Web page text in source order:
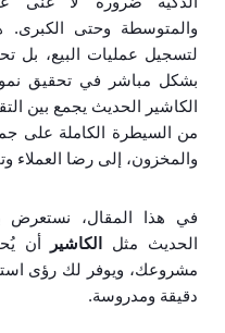
والمتوسطة وحتى الكبرى.
لتسجيل عمليات البيع، بل
بشكل مباشر في تحقيق نمو
الكاشير الحديث يجمع بين
من السيطرة الكاملة على
والمخزون، إلى رضا العملاء
في هذا المقال، نستعرض
الحديث مثل
الكاشير
أن
مشروعك، ويوفر لك رؤى
دقيقة ومدروسة.